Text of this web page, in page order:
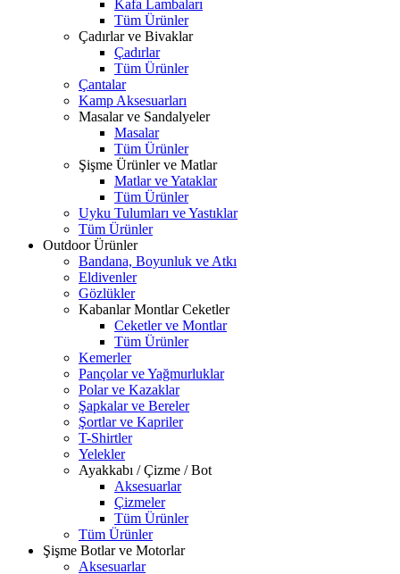
Kafa Lambaları
Tüm Ürünler
Çadırlar ve Bivaklar
Çadırlar
Tüm Ürünler
Çantalar
Kamp Aksesuarları
Masalar ve Sandalyeler
Masalar
Tüm Ürünler
Şişme Ürünler ve Matlar
Matlar ve Yataklar
Tüm Ürünler
Uyku Tulumları ve Yastıklar
Tüm Ürünler
Outdoor Ürünler
Bandana, Boyunluk ve Atkı
Eldivenler
Gözlükler
Kabanlar Montlar Ceketler
Ceketler ve Montlar
Tüm Ürünler
Kemerler
Pançolar ve Yağmurluklar
Polar ve Kazaklar
Şapkalar ve Bereler
Şortlar ve Kapriler
T-Shirtler
Yelekler
Ayakkabı / Çizme / Bot
Aksesuarlar
Çizmeler
Tüm Ürünler
Tüm Ürünler
Şişme Botlar ve Motorlar
Aksesuarlar